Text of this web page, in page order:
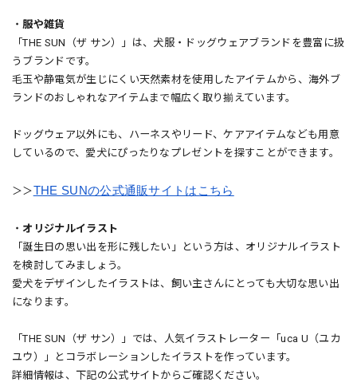
・ 服や雑貨
「THE SUN（ザ サン）」は、犬服・ドッグウェアブランドを豊富に扱
うブランドです。
毛玉や静電気が生じにくい天然素材を使用したアイテムから、海外ブ
ランドのおしゃれなアイテムまで幅広く取り揃えています。
ドッグウェア以外にも、ハーネスやリード、ケアアイテムなども用意
しているので、愛犬にぴったりなプレゼントを探すことができます。
＞＞THE SUNの公式通販サイトはこちら
・ オリジナルイラスト
「誕生日の思い出を形に残したい」という方は、オリジナルイラスト
を検討してみましょう。
愛犬をデザインしたイラストは、飼い主さんにとっても大切な思い出
になります。
「THE SUN（ザ サン）」では、人気イラストレーター「uca U（ユカ
ユウ）」とコラボレーションしたイラストを作っています。
詳細情報は、下記の公式サイトからご確認ください。